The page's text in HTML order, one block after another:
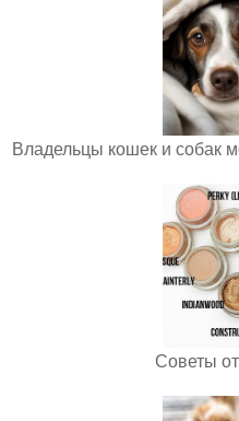
Владельцы кошек и собак
Советы